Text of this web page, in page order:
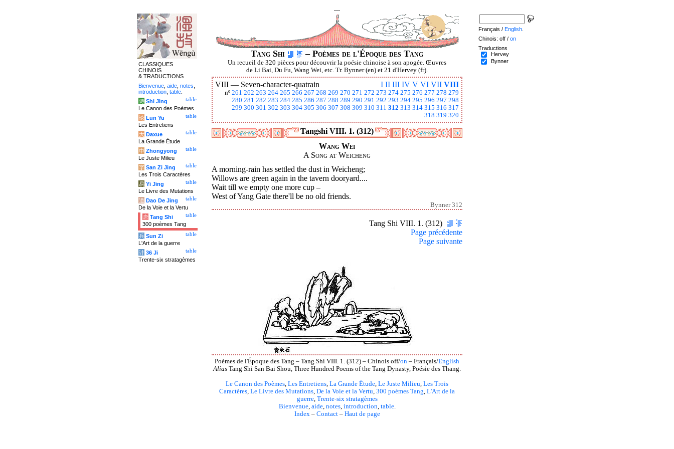
...
Tang Shi – Poèmes de l'Époque des Tang
Un recueil de 320 pièces pour découvrir la poésie chinoise à son apogée. Œuvres
de Li Bai, Du Fu, Wang Wei, etc. Tr. Bynner (en) et 21 d'Hervey (fr).
I II III IV V VI VII VIII
VIII — Seven-character-quatrain
nº 261 262 263 264 265 266 267 268 269 270 271 272 273 274 275 276 277 278 279
280 281 282 283 284 285 286 287 288 289 290 291 292 293 294 295 296 297 298
299 300 301 302 303 304 305 306 307 308 309 310 311 312 313 314 315 316 317
318 319 320
Tangshi VIII. 1. (312)
Wang Wei
A Song at Weicheng
A morning-rain has settled the dust in Weicheng;
Willows are green again in the tavern dooryard....
Wait till we empty one more cup –
West of Yang Gate there'll be no old friends.
Bynner 312
Tang Shi VIII. 1. (312)
Page précédente
Page suivante
Poèmes de l'Époque des Tang – Tang Shi VIII. 1. (312) – Chinois off/on – Français/English
Alias Tang Shi San Bai Shou, Three Hundred Poems of the Tang Dynasty, Poésie des Thang.
Le Canon des Poèmes, Les Entretiens, La Grande Étude, Le Juste Milieu, Les Trois
Caractères, Le Livre des Mutations, De la Voie et la Vertu, 300 poèmes Tang, L'Art de la
guerre, Trente-six stratagèmes
Bienvenue, aide, notes, introduction, table.
Index– Contact– Haut de page
CLASSIQUES
CHINOIS
& TRADUCTIONS
Bienvenue aide notes
introduction table
table
诗 Shi Jing
Le Canon des Poèmes
table
论 Lun Yu
Les Entretiens
table
大 Daxue
La Grande Étude
table
中 Zhongyong
Le Juste Milieu
table
字 San Zi Jing
Les Trois Caractères
table
易 Yi Jing
Le Livre des Mutations
table
道 Dao De Jing
De la Voie et la Vertu
table
唐 Tang Shi
300 poèmes Tang
table
兵 Sun Zi
L'Art de la guerre
table
计 36 Ji
Trente-six stratagèmes
Français / English
Chinois: off / on
Traductions
Hervey
Bynner